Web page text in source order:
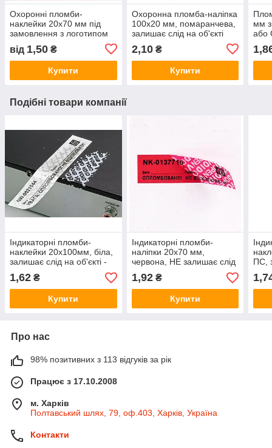
Охоронні пломби-
наклейки 20х70 мм під
замовлення з логотипом
від 1,50 ₴
Купити
Охоронна пломба-наліпка
100х20 мм, помаранчева,
залишає слід на об'єкті
2,10₴
Купити
мм
або
Подібні товари компанії
Індикаторні пломби-
наклейки 20х100мм, біла,
залишає слід на об'єкті -
розумні наклейки
1,62 ₴
Купити
Індикаторні пломби-
наліпки 20х70 мм,
червона, НЕ залишає слід
на об'єкті
1,92₴
Купити
ПС,
Про нас
98% позитивних з 113 відгуків за рік
Працює з 17.10.2008
м. Харків
Полтавський шлях, 79, оф.403, Харків, Україна
Контакти